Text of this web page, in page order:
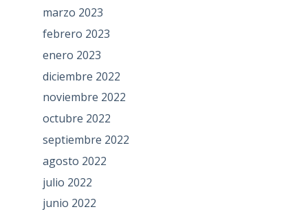
marzo 2023
febrero 2023
enero 2023
diciembre 2022
noviembre 2022
octubre 2022
septiembre 2022
agosto 2022
julio 2022
junio 2022